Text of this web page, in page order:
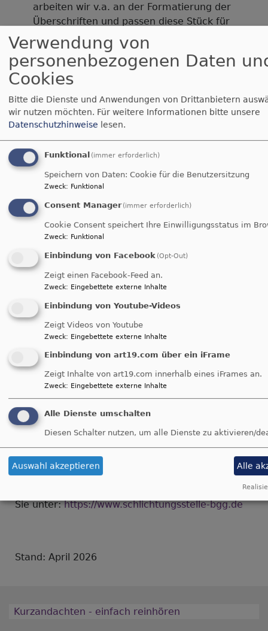
arbeiten wir v.a. an der Formatierung der
Überschriften und passen diese Stück für
Barrierefreie pdf`s: Wir arbeiten daran,
pdf`s übersichtlicher und einfacher zu
gestalten
Leichte Sprache: Wir schauen regelmäßig
ob unsere Artikel und Nachrichten zu
verstehen sind.
Barrieren Melden, Feedback
und Kontaktangaben
Sind Ihnen Barrieren beim Zugang zu Inhalten
auf www.stmartin-schwabach.de aufgefallen?
Dann können Sie sich gerne bei uns melden. Wir
freuen uns auf Ihr Feedback und bemühen uns,
die gemeldeten Barrieren in Rahmen der
technischen und wirtschaftlichen Möglichkeiten
schnellstmöglich zu beheben. Bitte teilen Sie uns
mit, auf welche Seite und bei welcher Funktion
Sie auf Barrieren gestoßen sind. Kopieren Sie
hierfür einfach den Link aus der Adresszeile Ihres
Browsers. Sie können uns über folgende Wege
Barrieren melden:
E-Mail:pfarramt.stmartin.schwabach@elkb.de
Falls Sie keine zufriedenstellende Antwort auf Ihre
Anfrage zur Barrierefreiheit erhalten, haben Sie
die Möglichkeit, sich an die Schlichtungsstelle
nach § 16 BGG (bzw. die zuständige Stelle des
jeweiligen Bundeslandes) zu wenden.
Informationen zum Schlichtungsverfahren finden
Sie unter:https://www.schlichtungsstelle-bgg.de
Stand: April 2026
Kurzandachten - einfach reinhören
Verwendung von
personenbezogenen Daten
Cookies
Bitte die Dienste und Anwendungen von Drittanbietern
wir nutzen möchten. Für weitere Informationen bitte unsere
Datenschutzhinweise lesen.
Funktional (immer erforderlich)
Speichern von Daten: Cookie für die Benutzersitzung
Zweck: Funktional
Consent Manager (immer erforderlich)
Cookie Consent speichert Ihre Einwilligungsstatus im
Zweck: Funktional
Einbindung von Facebook (Opt-Out)
Zeigt einen Facebook-Feed an.
Zweck: Eingebettete externe Inhalte
Einbindung von Youtube-Videos
Zeigt Videos von Youtube
Zweck: Eingebettete externe Inhalte
Einbindung von art19.com über ein iFrame
Zeigt Inhalte von art19.com innerhalb eines iFrames an.
Zweck: Eingebettete externe Inhalte
Alle Dienste umschalten
Diesen Schalter nutzen, um alle Dienste zu aktivieren/
Auswahl akzeptieren Alle